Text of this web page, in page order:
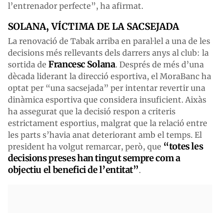
l’entrenador perfecte”, ha afirmat.
SOLANA, VÍCTIMA DE LA SACSEJADA
La renovació de Tabak arriba en paral·lel a una de les
decisions més rellevants dels darrers anys al club: la
sortida de Francesc Solana. Després de més d’una
dècada liderant la direcció esportiva, el MoraBanc ha
optat per “una sacsejada” per intentar revertir una
dinàmica esportiva que considera insuficient. Aixàs
ha assegurat que la decisió respon a criteris
estrictament esportius, malgrat que la relació entre
les parts s’havia anat deteriorant amb el temps. El
president ha volgut remarcar, però, que “totes les
decisions preses han tingut sempre com a
objectiu el benefici de l’entitat”.